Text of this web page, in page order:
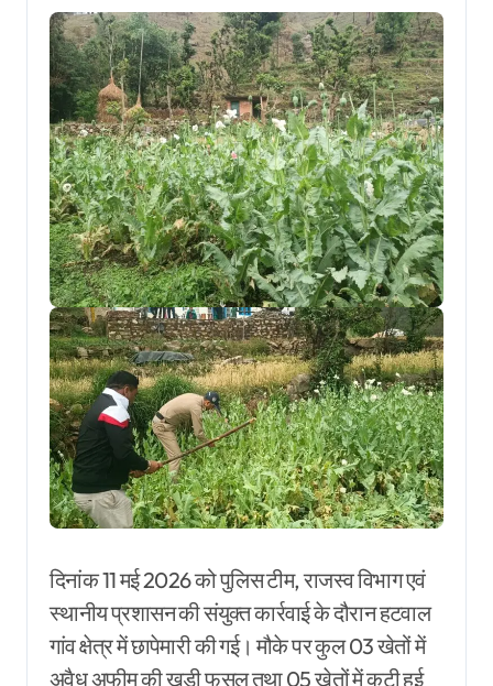
दिनांक 11 मई 2026 को पुलिस टीम, राजस्व विभाग एवं
स्थानीय प्रशासन की संयुक्त कार्रवाई के दौरान हटवाल
गांव क्षेत्र में छापेमारी की गई। मौके पर कुल 03 खेतों में
अवैध अफीम की खड़ी फसल तथा 05 खेतों में कटी हुई